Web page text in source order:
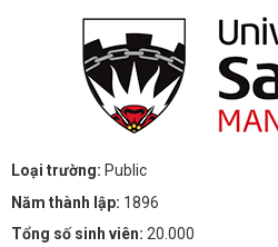
Loại trường: Public
Năm thành lập: 1896
Tổng số sinh viên: 20.000